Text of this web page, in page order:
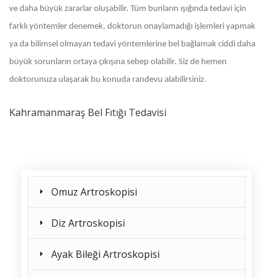
ve daha büyük zararlar oluşabilir. Tüm bunların ışığında tedavi için
farklı yöntemler denemek, doktorun onaylamadığı işlemleri yapmak
ya da bilimsel olmayan tedavi yöntemlerine bel bağlamak ciddi daha
büyük sorunların ortaya çıkışına sebep olabilir. Siz de hemen
doktorunuza ulaşarak bu konuda randevu alabilirsiniz.
Kahramanmaraş Bel Fıtığı Tedavisi
Omuz Artroskopisi
Diz Artroskopisi
Ayak Bileği Artroskopisi